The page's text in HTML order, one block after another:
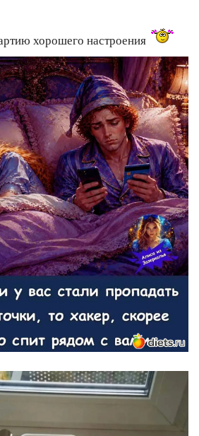
хорошего настроения